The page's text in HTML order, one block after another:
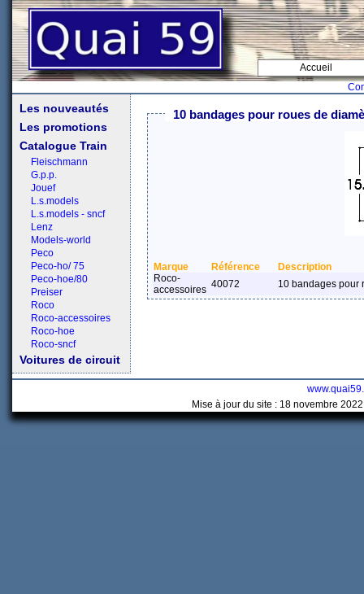
Accueil
Les nouveautés
Les promotions
Catalogue Train
Fleischmann
G.p.p.
Jouef
L.s.models
L.s.models - sncf
Lenz
Models-world
Peco
Peco-ho/ 75
Peco-hoe/80
Preiser
Roco
Roco-accessoires
Roco-hoe
Roco-sncf
Voitures de circuit
10 bandages pour roues de
Marque Référence
Description
Roco-
accessoires 40072 10 bandages pour
Mise à jour du site : 18 novembre